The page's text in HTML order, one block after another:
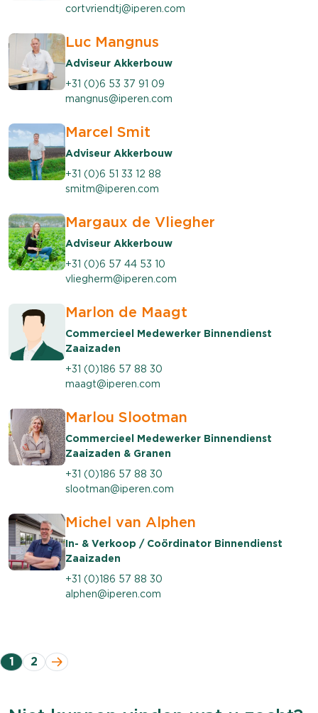
cortvriendtj@iperen.com
Luc Mangnus
Adviseur Akkerbouw
+31 (0)6 53 37 91 09
mangnus@iperen.com
Marcel Smit
Adviseur Akkerbouw
+31 (0)6 51 33 12 88
smitm@iperen.com
Margaux de Vliegher
Adviseur Akkerbouw
+31 (0)6 57 44 53 10
vliegherm@iperen.com
Marlon de Maagt
Commercieel Medewerker Binnendienst
Zaaizaden
+31 (0)186 57 88 30
maagt@iperen.com
Marlou Slootman
Commercieel Medewerker Binnendienst
Zaaizaden & Granen
+31 (0)186 57 88 30
slootman@iperen.com
Michel van Alphen
In- & Verkoop / Coördinator Binnendienst
Zaaizaden
+31 (0)186 57 88 30
alphen@iperen.com
1 2